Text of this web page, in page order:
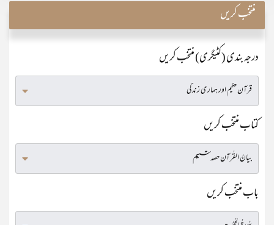
منتخب کریں
درجہ بندی (کٹیگری) منتخب کریں
کتاب منتخب کریں
باب منتخب کریں